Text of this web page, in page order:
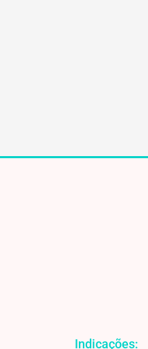
Indicações: